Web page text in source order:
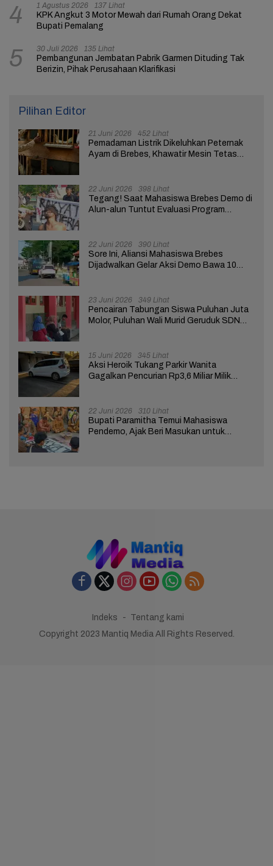
4 1 Agustus 2026 137 Lihat
KPK Angkut 3 Motor Mewah dari Rumah Orang Dekat
Bupati Pemalang
5 30 Juli 2026 135 Lihat
Pembangunan Jembatan Pabrik Garmen Dituding Tak
Berizin, Pihak Perusahaan Klarifikasi
Pilihan Editor
21 Juni 2026 452 Lihat
Pemadaman Listrik Dikeluhkan Peternak
Ayam di Brebes, Khawatir Mesin Tetas
22 Juni 2026 398 Lihat
Tegang! Saat Mahasiswa Brebes Demo di
Alun-alun Tuntut Evaluasi Program
22 Juni 2026 390 Lihat
Sore Ini, Aliansi Mahasiswa Brebes
Dijadwalkan Gelar Aksi Demo Bawa 10
23 Juni 2026 349 Lihat
Pencairan Tabungan Siswa Puluhan Juta
Molor, Puluhan Wali Murid Geruduk SDN
15 Juni 2026 345 Lihat
Aksi Heroik Tukang Parkir Wanita
Gagalkan Pencurian Rp3,6 Miliar Milik
22 Juni 2026 310 Lihat
Bupati Paramitha Temui Mahasiswa
Pendemo, Ajak Beri Masukan untuk
Indeks
Tentang kami
Copyright 2023 Mantiq Media All Rights Reserved.